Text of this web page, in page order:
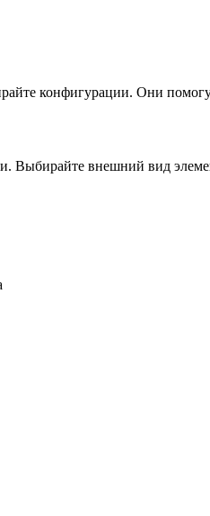
конфигурации. Они
Выбирайте внешний вид